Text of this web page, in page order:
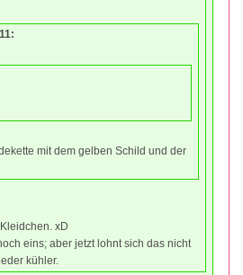
mit dem gelben Schild und der
xD
eins; aber jetzt lohnt sich das nicht
kühler.